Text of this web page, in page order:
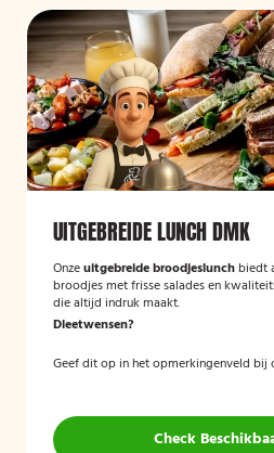
UITGEBREIDE LUNCH DMK
Onzeuitgebreide broodjeslunch biedt
broodjes met frisse salades en
die altijd indruk maakt.
Dieetwensen?
Geef dit op in het opmerkingenveld bij
Check